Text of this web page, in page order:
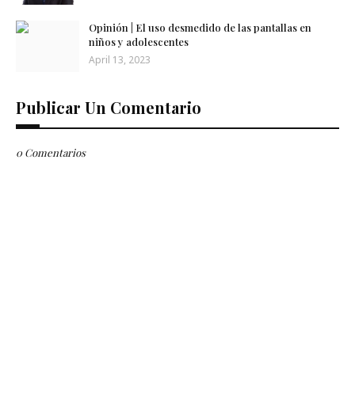
Opinión | El uso desmedido de las pantallas en
niños y adolescentes
April 13, 2023
Publicar Un Comentario
0 Comentarios